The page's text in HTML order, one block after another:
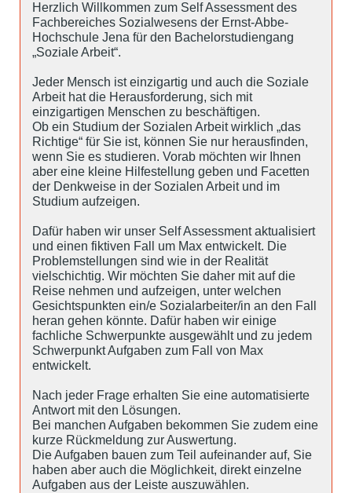
Herzlich Willkommen zum Self Assessment des
Fachbereiches Sozialwesens der Ernst-Abbe-
Hochschule Jena für den Bachelorstudiengang
„Soziale Arbeit“.
Jeder Mensch ist einzigartig und auch die Soziale
Arbeit hat die Herausforderung, sich mit
einzigartigen Menschen zu beschäftigen.
Ob ein Studium der Sozialen Arbeit wirklich „das
Richtige“ für Sie ist, können Sie nur herausfinden,
wenn Sie es studieren. Vorab möchten wir Ihnen
aber eine kleine Hilfestellung geben und Facetten
der Denkweise in der Sozialen Arbeit und im
Studium aufzeigen.
Dafür haben wir unser Self Assessment aktualisiert
und einen fiktiven Fall um Max entwickelt. Die
Problemstellungen sind wie in der Realität
vielschichtig. Wir möchten Sie daher mit auf die
Reise nehmen und aufzeigen, unter welchen
Gesichtspunkten ein/e Sozialarbeiter/in an den Fall
heran gehen könnte. Dafür haben wir einige
fachliche Schwerpunkte ausgewählt und zu jedem
Schwerpunkt Aufgaben zum Fall von Max
entwickelt.
Nach jeder Frage erhalten Sie eine automatisierte
Antwort mit den Lösungen.
Bei manchen Aufgaben bekommen Sie zudem eine
kurze Rückmeldung zur Auswertung.
Die Aufgaben bauen zum Teil aufeinander auf, Sie
haben aber auch die Möglichkeit, direkt einzelne
Aufgaben aus der Leiste auszuwählen.